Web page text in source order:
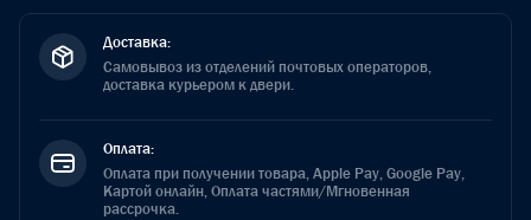
Доставка:
Самовывоз из отделений почтовых операторов,
доставка курьером к двери.
Оплата:
Оплата при получении товара, Apple Pay, Google Pay,
Картой онлайн, Оплата частями/Мгновенная
рассрочка.